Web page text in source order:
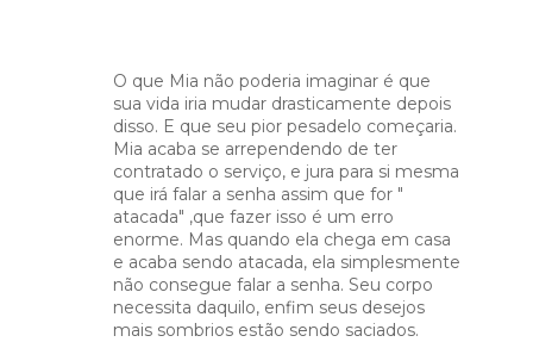
O que Mia não poderia imaginar é que
sua vida iria mudar drasticamente depois
disso. E que seu pior pesadelo começaria.
Mia acaba se arrependendo de ter
contratado o serviço, e jura para si mesma
que irá falar a senha assim que for "
atacada" ,que fazer isso é um erro
enorme. Mas quando ela chega em casa
e acaba sendo atacada, ela simplesmente
não consegue falar a senha. Seu corpo
necessita daquilo, enfim seus desejos
mais sombrios estão sendo saciados.